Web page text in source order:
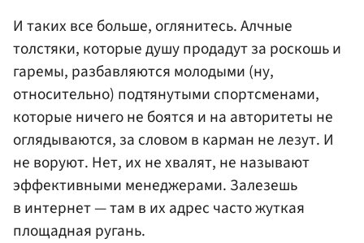
И таких все больше, оглянитесь. Алчные
толстяки, которые душу продадут за роскошь и
гаремы, разбавляются молодыми (ну,
относительно) подтянутыми спортсменами,
которые ничего не боятся и на авторитеты не
оглядываются, за словом в карман не лезут. И
не воруют. Нет, их не хвалят, не называют
эффективными менеджерами. Залезешь
в интернет — там в их адрес часто жуткая
площадная ругань.